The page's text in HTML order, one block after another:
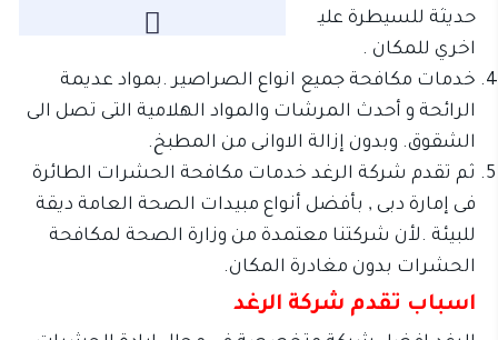
حديثة للسيطرة عليها. ونضمن لكم عدم رجوعها مرة
اخري للمكان .
خدمات مكافحة جميع انواع الصراصير .بمواد عديمة
الرائحة و أحدث المرشات والمواد الهلامية التى تصل الى
الشقوق. وبدون إزالة الاوانى من المطبخ.
ثم تقدم شركة الرغد خدمات مكافحة الحشرات الطائرة
فى إمارة دبى , بأفضل أنواع مبيدات الصحة العامة ديقة
للبيئة .لأن شركتنا معتمدة من وزارة الصحة لمكافحة
الحشرات بدون مغادرة المكان.
اسباب تقدم شركة الرغد
من نحن